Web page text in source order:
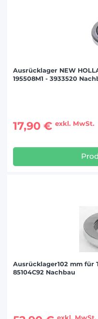
Ausrücklager NEW
195508M1 - 3933520
17,90 € exkl. MwSt.
Ausrücklager102 mm für
85104C92 Nachbau
exkl. MwSt.